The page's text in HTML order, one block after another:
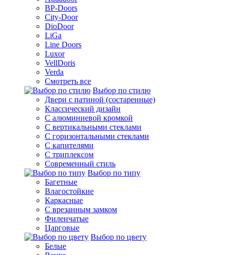
BP-Doors
City-Door
DioDoor
LiGa
Line Doors
Luxor
VellDoris
Verda
Смотреть все
Выбор по стилю
Двери с патиной (состаренные)
Классический дизайн
С алюминиевой кромкой
С вертикальными стеклами
С горизонтальными стеклами
С капителями
С триплексом
Современный стиль
Выбор по типу
Багетные
Влагостойкие
Каркасные
С врезанным замком
Филенчатые
Царговые
Выбор по цвету
Белые